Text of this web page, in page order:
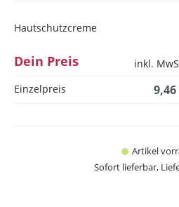
Hautschutzcreme
Dein Preis inkl.
Einzelpreis
9,46
Artikel
Sofort lieferbar,